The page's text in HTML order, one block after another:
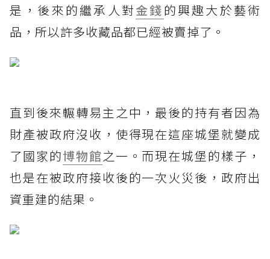
是，後來的繼承人對金錢的興趣大於藝術
品，所以許多收藏品都已經被賣掉了。
直到後來輾轉易主之中，最後的持有者因為
財產被政府沒收，使得現在這座城堡就變成
了國家的博物館之一。而現在城堡的樣子，
也是在被政府接收後的一次火災後，政府出
資重建的結果。